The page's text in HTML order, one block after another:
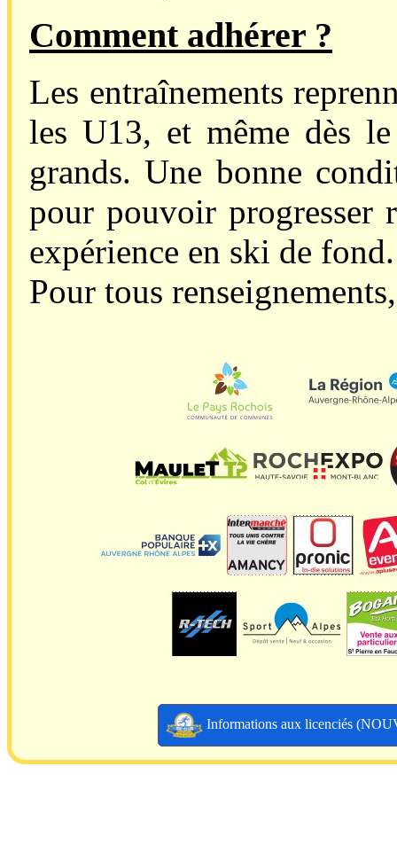
Comment adhérer ?
Les entraînements
les U13, et même dès
grands. Une bonne
pour pouvoir progresser
expérience en ski de fond.
Pour tous
Informations aux licenciés